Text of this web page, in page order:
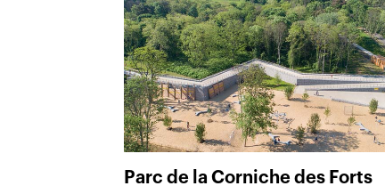
Parc de la Corniche des Forts